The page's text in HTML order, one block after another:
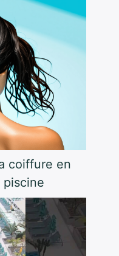
coiffure en
piscine